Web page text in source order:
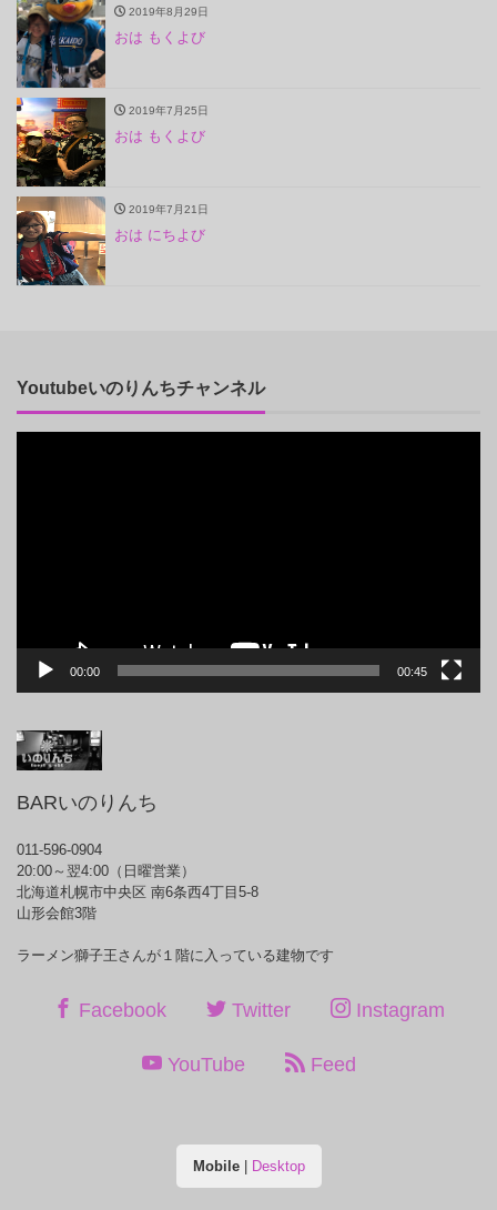
2019年8月29日
おは もくよび
2019年7月25日
おは もくよび
2019年7月21日
おは にちよび
Youtubeいのりんちチャンネル
00:00 00:45
BARいのりんち
011-596-0904
20:00～翌4:00（日曜営業）
北海道札幌市中央区 南6条西4丁目5-8
山形会館3階
ラーメン獅子王さんが１階に入っている建物です
Facebook Twitter Instagram
YouTube Feed
Mobile| Desktop